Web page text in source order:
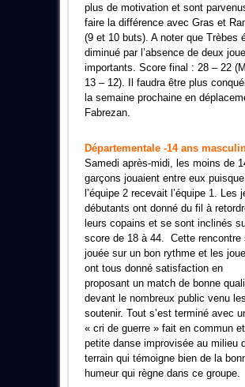
plus de motivation et sont
faire la différence avec Gras et
(9 et 10 buts). A noter que Trèbes
diminué par l’absence de deux
importants. Score final : 28 – 22
13 – 12). Il faudra être plus
la semaine prochaine en
Fabrezan.
Départementale -14 ans
Samedi après-midi, les moins de
garçons jouaient entre eux puisque
l’équipe 2 recevait l’équipe 1. Les
débutants ont donné du fil à
leurs copains et se sont inclinés
score de 18 à 44. Cette rencontre
jouée sur un bon rythme et les
ont tous donné satisfaction en
proposant un match de bonne
devant le nombreux public venu les
soutenir. Tout s’est terminé avec
« cri de guerre » fait en commun
petite danse improvisée au milieu
terrain qui témoigne bien de la
humeur qui règne dans ce groupe.